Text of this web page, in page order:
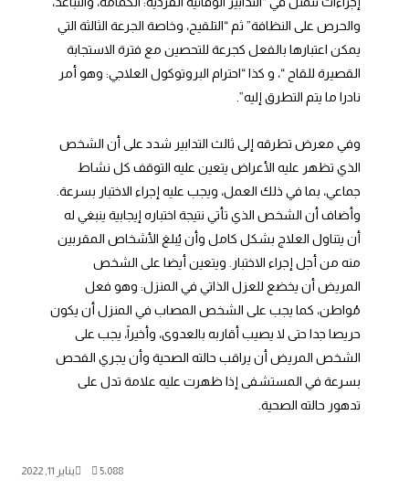
والحرص على النظافة” ثم “التلقيح، وخاصة الجرعة الثالثة التي
يمكن اعتبارها بالفعل كجرعة للتحصين مع فترة الاستجابة
القصيرة للقاح “، و كذا “احترام البروتوكول العلاجي: وهو أمر
نادرا ما يتم التطرق إليه”.
وفي معرض تطرقه إلى ثالث التدابير شدد على أن الشخص
الذي تظهر عليه الأعراض يتعين عليه التوقف كل نشاط
جماعي، بما في ذلك العمل، ويجب عليه إجراء الاختبار بسرعة.
وأضاف أن الشخص الذي تأتي نتيجة اختباره إيجابية ينبغي له
أن يتناول العلاج بشكل كامل وأن يُبلغ الأشخاص المقربين
منه من أجل إجراء الاختبار. ويتعين أيضا على الشخص
المريض أن يخضع للعزل الذاتي في المنزل: وهو فعل
مُواطن، كما يجب على الشخص المصاب في المنزل أن يكون
حريصا جدا حتى لا يصيب أقاربه بالعدوى، وأخيراً، يجب على
الشخص المريض أن يراقب حالته الصحية وأن يجري الفحص
بسرعة في المستشفى إذا ظهرت عليه علامة تدل على
تدهور حالته الصحية.
يناير 11, 2022 5٬088